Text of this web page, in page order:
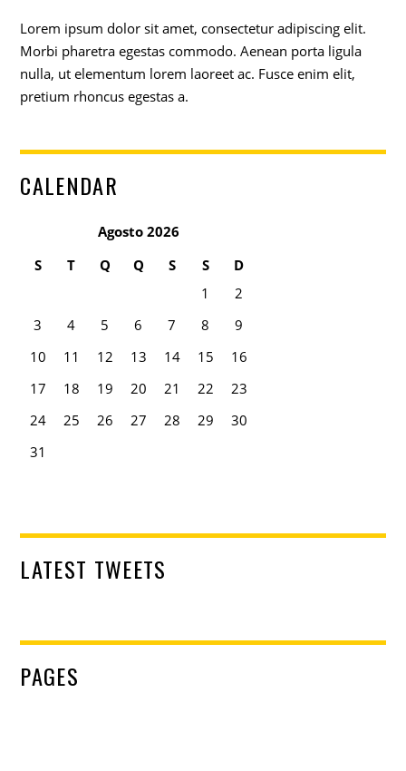
Lorem ipsum dolor sit amet, consectetur adipiscing elit.
Morbi pharetra egestas commodo. Aenean porta ligula
nulla, ut elementum lorem laoreet ac. Fusce enim elit,
pretium rhoncus egestas a.
CALENDAR
Agosto 2026
S
T Q Q S S
D
1
2
3
4 5 6 7 8
9
10
11 12 13 14 15
16
17
18 19 20 21 22
23
24
25 26 27 28 29
30
31
LATEST TWEETS
PAGES